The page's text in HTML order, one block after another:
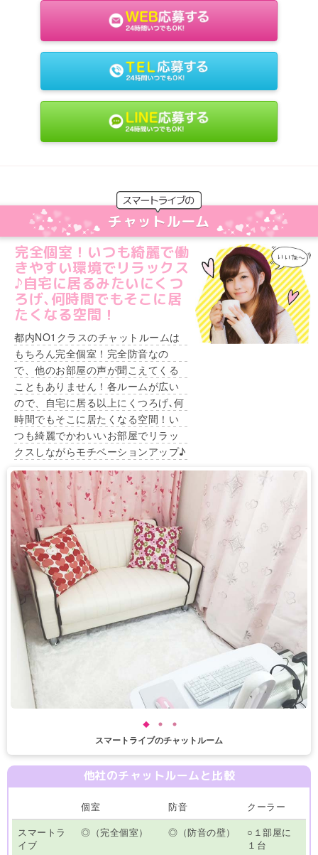
チャットルーム
完全個室！いつも綺麗で働
きやすい環境でリラックス
♪自宅に居るみたいにくつ
ろげ､何時間でもそこに居
たくなる空間！
都内NO1クラスのチャットルームは
もちろん完全個室！完全防音なの
で、他のお部屋の声が聞こえてくる
こともありません！各ルームが広い
ので、自宅に居る以上にくつろげ､何
時間でもそこに居たくなる空間！い
つも綺麗でかわいいお部屋でリラッ
クスしながらモチベーションアップ♪
スマートライブのチャットルーム
他社のチャットルームと比較
個室 防音
クーラー
スマートラ
イブ
◎（完全個室） ◎（防音の壁）
○１部屋に
１台